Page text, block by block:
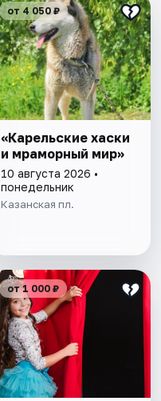
от 4 050 ₽
«Карельские хаски
и мраморный мир»
10 августа 2026 •
понедельник
Казанская пл.
от 1 000 ₽